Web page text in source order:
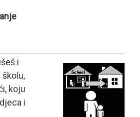
i
školu,
koju
i